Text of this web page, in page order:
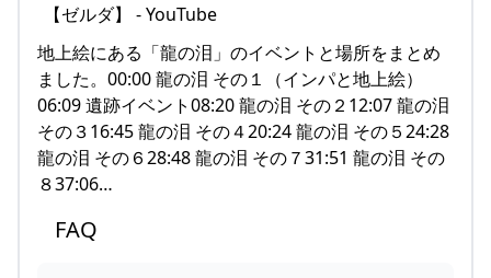
地上絵にある「龍の泪」のイベントと場所をまとめ
ました。00:00 龍の泪 その１（インパと地上絵）
06:09 遺跡イベント08:20 龍の泪 その２12:07 龍の泪
その３16:45 龍の泪 その４20:24 龍の泪 その５24:28
龍の泪 その６28:48 龍の泪 その７31:51 龍の泪 その
８37:06…
FAQ